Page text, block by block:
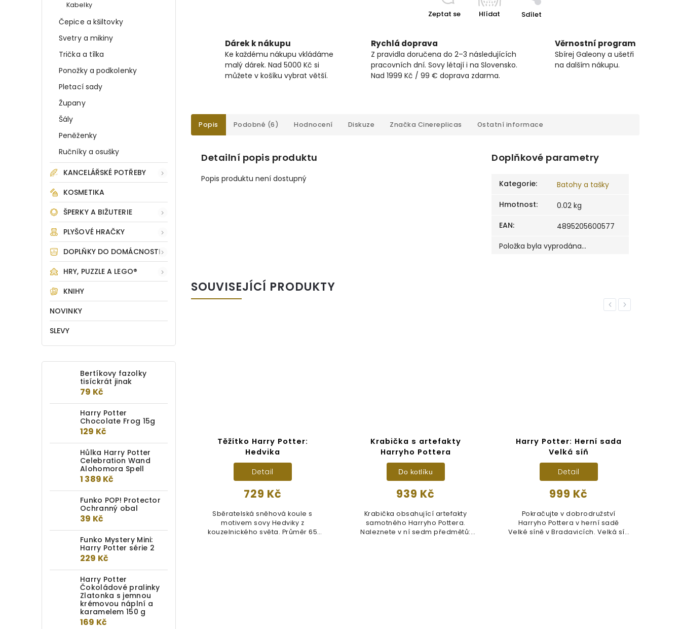
Kabelky
Čepice a kšiltovky
Svetry a mikiny
Trička a tílka
Ponožky a podkolenky
Pletací sady
Župany
Šály
Peněženky
Ručníky a osušky
KANCELÁŘSKÉ POTŘEBY
KOSMETIKA
ŠPERKY A BIŽUTERIE
PLYŠOVÉ HRAČKY
DOPLŇKY DO DOMÁCNOSTI
HRY, PUZZLE A LEGO®
KNIHY
NOVINKY
SLEVY
Bertíkovy fazolky
tisíckrát jinak
79 Kč
Harry Potter
Chocolate Frog 15g
129 Kč
Hůlka Harry Potter
Celebration Wand
Alohomora Spell
1 389 Kč
Funko POP! Protector
Ochranný obal
39 Kč
Funko Mystery Mini:
Harry Potter série 2
229 Kč
Harry Potter
Čokoládové pralinky
Zlatonka s jemnou
krémovou náplní a
karamelem 150 g
169 Kč
Zeptat se Hlídat Sdílet
Dárek k nákupu
Ke každému nákupu vkládáme
malý dárek. Nad 5000 Kč si
můžete v košíku vybrat větší.
Rychlá doprava
Z pravidla doručena do 2–3 následujících
pracovních dní. Sovy létají i na Slovensko.
Nad 1999 Kč / 99 € doprava zdarma.
Věrnostní program
Sbírej Galeony a ušetři
na dalším nákupu.
Popis Podobné (6) Hodnocení Diskuze Značka Cinereplicas Ostatní informace
Detailní popis produktu
Popis produktu není dostupný
Doplňkové parametry
Kategorie:
Batohy a tašky
Hmotnost:
0.02 kg
EAN:
4895205600577
Položka byla vyprodána…
SOUVISEJÍCÍ PRODUKTY
Previous
Ohebný Cornwallský rarach
249 Kč
Do kotlíku
Tento rozkošný tvarovatelný
Cornwallský rarach (Cornish Pixie)
Těžítko Harry Potter:
Hedvika
729 Kč
Detail
Sběratelská sněhová koule s
motivem sovy Hedviky z
kouzelnického světa. Průměr 65
Krabička s artefakty
Harryho Pottera
939 Kč
Do kotlíku
Krabička obsahující artefakty
samotného Harryho Pottera.
Naleznete v ní sedm předmětů:
Harry Potter: Herní sada
Velká síň
999 Kč
Detail
Pokračujte v dobrodružství
Harryho Pottera v herní sadě
Velké síně v Bradavicích. Velká síň
Next